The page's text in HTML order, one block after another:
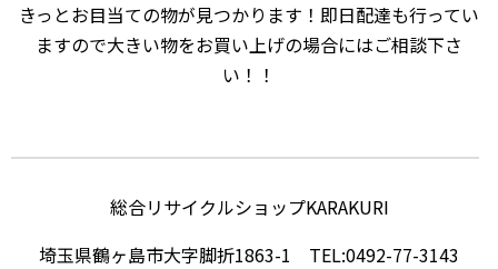
きっとお目当ての物が見つかります！即日配達も行ってい
ますので大きい物をお買い上げの場合にはご相談下さ
い！！
総合リサイクルショップKARAKURI
埼玉県鶴ヶ島市大字脚折1863-1 TEL:0492-77-3143